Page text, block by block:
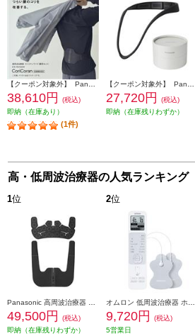
【クーポン対象外】 Panasonic 高周波治療器 コリコランワイド 腰用 ブラック EW-RA550W-K
38,610円
(税込)
即納（在庫あり）
(1件)
【クーポン対象外】 Panasonic 高周波治療器 CoriCoran（コリコラン）ループ [家庭用高周波治療器/ブラック] EW-RA520-K
27,720円
(税込)
即納（在庫残りわずか）
高・低周波治療器の人気ランキング
1位
Panasonic 高周波治療器 CoriCoran（コリコラン） ワイド３Ｄ 肩専用 ブラック EW-RA560-K
49,500円
(税込)
即納（在庫残りわずか）
2位
オムロン 低周波治療器 ホワイト HV-F230-JE3
9,720円
(税込)
5営業日